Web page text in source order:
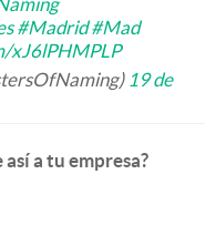
#Madrid #Mad
xJ6lPHMPLP
19 de
a tu empresa?